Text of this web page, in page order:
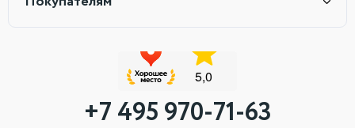
+7 495 970-71-63